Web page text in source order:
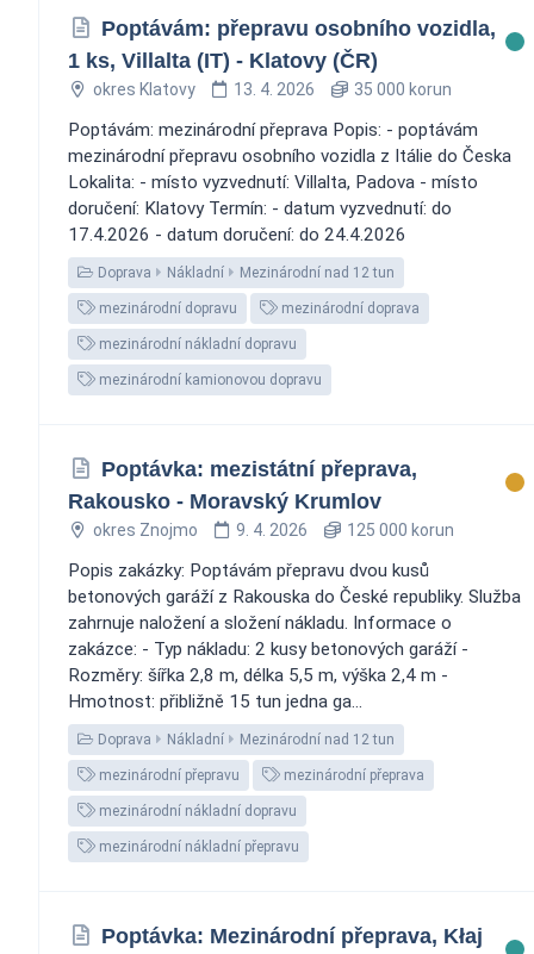
Poptávám: přepravu osobního vozidla,
1 ks, Villalta (IT) - Klatovy (ČR)
okres Klatovy 13. 4. 2026 35 000 korun
Poptávám: mezinárodní přeprava Popis: - poptávám
mezinárodní přepravu osobního vozidla z Itálie do Česka
Lokalita: - místo vyzvednutí: Villalta, Padova - místo
doručení: Klatovy Termín: - datum vyzvednutí: do
17.4.2026 - datum doručení: do 24.4.2026
Doprava Nákladní Mezinárodní nad 12 tun
mezinárodní dopravu mezinárodní doprava
mezinárodní nákladní dopravu
mezinárodní kamionovou dopravu
Poptávka: mezistátní přeprava,
Rakousko - Moravský Krumlov
okres Znojmo 9. 4. 2026 125 000 korun
Popis zakázky: Poptávám přepravu dvou kusů
betonových garáží z Rakouska do České republiky. Služba
zahrnuje naložení a složení nákladu. Informace o
zakázce: - Typ nákladu: 2 kusy betonových garáží -
Rozměry: šířka 2,8 m, délka 5,5 m, výška 2,4 m -
Hmotnost: přibližně 15 tun jedna ga...
Doprava Nákladní Mezinárodní nad 12 tun
mezinárodní přepravu mezinárodní přeprava
mezinárodní nákladní dopravu
mezinárodní nákladní přepravu
Poptávka: Mezinárodní přeprava, Kłaj